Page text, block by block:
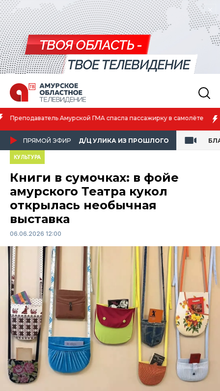
Амурская спортсменка выиграла первенство России по лёгкой
атлетике
ПРЯМОЙ ЭФИР Д/Ц УЛИКА ИЗ ПРОШЛОГО
КУЛЬТУРА
Книги в сумочках: в фойе
амурского Театра кукол
открылась необычная
выставка
06.06.2026 12:00